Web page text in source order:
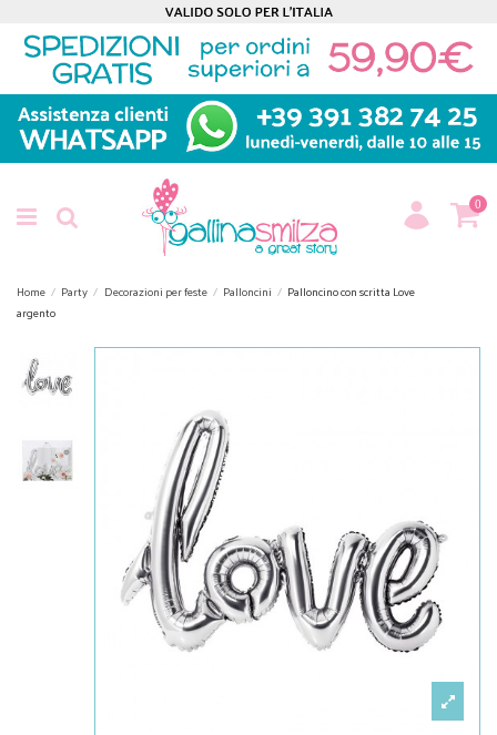
0
Home Party Decorazioni per feste Palloncini
Palloncino con scritta Love
argento